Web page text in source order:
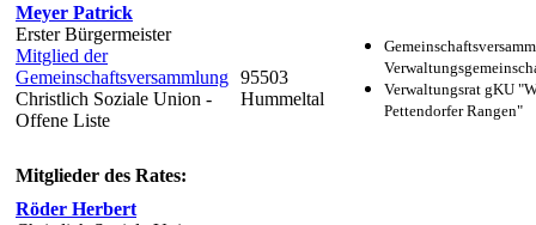
Meyer Patrick
Erster Bürgermeister
Mitglied der
Gemeinschaftsversammlung
Christlich Soziale Union -
Offene Liste
95503
Hummeltal
Verwaltungsrat gKU
Pettendorfer Rangen"
Mitglieder des Rates:
Röder Herbert